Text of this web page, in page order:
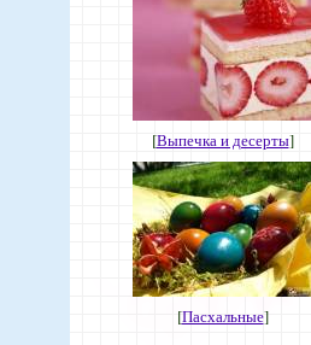
[Выпечка и десерты]
[Пасхальные]